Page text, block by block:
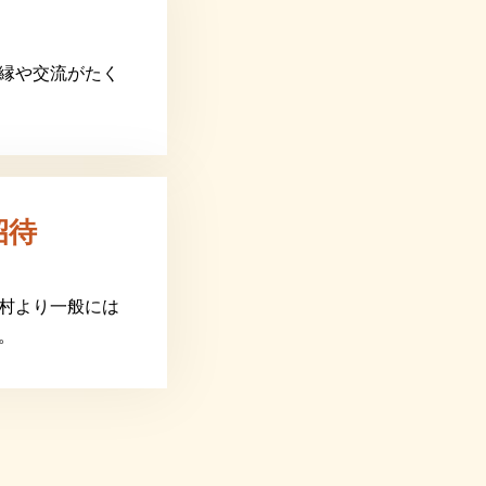
や交流がたく
待
より一般には